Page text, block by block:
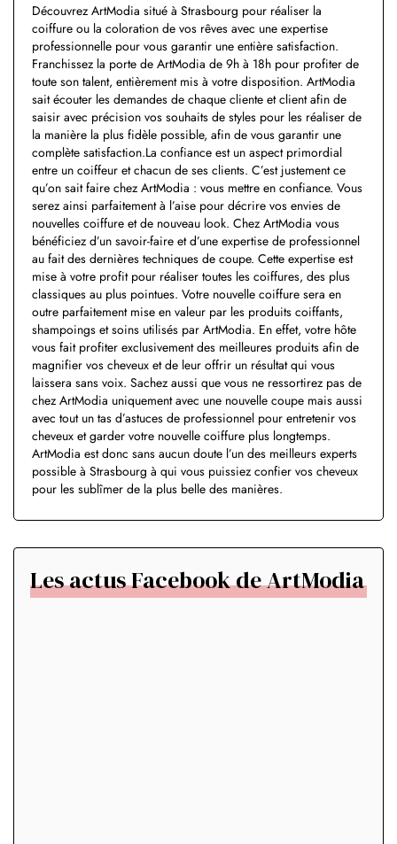
Découvrez ArtModia situé à Strasbourg pour réaliser la
coiffure ou la coloration de vos rêves avec une expertise
professionnelle pour vous garantir une entière satisfaction.
Franchissez la porte de ArtModia de 9h à 18h pour profiter de
toute son talent, entièrement mis à votre disposition. ArtModia
sait écouter les demandes de chaque cliente et client afin de
saisir avec précision vos souhaits de styles pour les réaliser de
la manière la plus fidèle possible, afin de vous garantir une
complète satisfaction.La confiance est un aspect primordial
entre un coiffeur et chacun de ses clients. C’est justement ce
qu’on sait faire chez ArtModia : vous mettre en confiance. Vous
serez ainsi parfaitement à l’aise pour décrire vos envies de
nouvelles coiffure et de nouveau look. Chez ArtModia vous
bénéficiez d’un savoir-faire et d’une expertise de professionnel
au fait des dernières techniques de coupe. Cette expertise est
mise à votre profit pour réaliser toutes les coiffures, des plus
classiques au plus pointues. Votre nouvelle coiffure sera en
outre parfaitement mise en valeur par les produits coiffants,
shampoings et soins utilisés par ArtModia. En effet, votre hôte
vous fait profiter exclusivement des meilleures produits afin de
magnifier vos cheveux et de leur offrir un résultat qui vous
laissera sans voix. Sachez aussi que vous ne ressortirez pas de
chez ArtModia uniquement avec une nouvelle coupe mais aussi
avec tout un tas d’astuces de professionnel pour entretenir vos
cheveux et garder votre nouvelle coiffure plus longtemps.
ArtModia est donc sans aucun doute l’un des meilleurs experts
possible à Strasbourg à qui vous puissiez confier vos cheveux
pour les sublîmer de la plus belle des manières.
Les actus Facebook de ArtModia